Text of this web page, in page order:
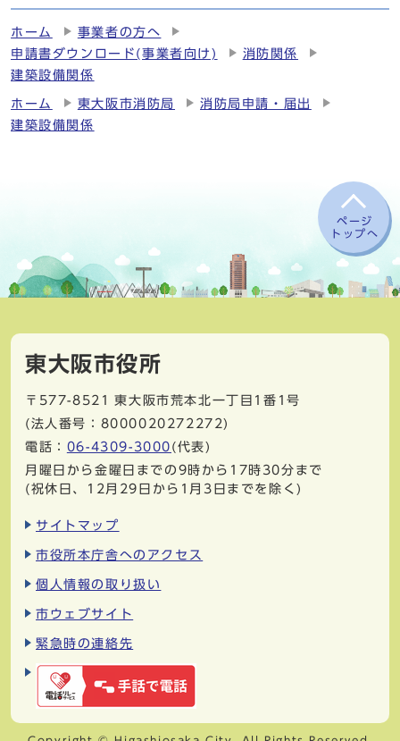
ホーム
事業者の方へ
申請書ダウンロード(事業者向け)
消防関係
建築設備関係
ホーム 東大阪市消防局
消防局申請・届出
建築設備関係
ページ
トップへ
東大阪市役所
〒577-8521
東大阪市荒本北一丁目1番1号
(法人番号：8000020272272)
電話： 06-4309-3000 (代表)
月曜日から金曜日までの9時から17時30分まで
(祝休日、12月29日から1月3日までを除く)
サイトマップ
市役所本庁舎へのアクセス
個人情報の取り扱い
市ウェブサイト
緊急時の連絡先